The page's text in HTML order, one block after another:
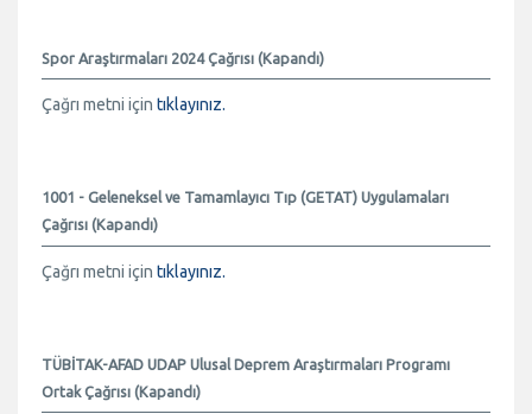
Spor Araştırmaları 2024 Çağrısı (Kapandı)
Çağrı metni için tıklayınız.
1001 - Geleneksel ve Tamamlayıcı Tıp (GETAT) Uygulamaları
Çağrısı (Kapandı)
Çağrı metni için tıklayınız.
TÜBİTAK-AFAD UDAP Ulusal Deprem Araştırmaları Programı
Ortak Çağrısı (Kapandı)